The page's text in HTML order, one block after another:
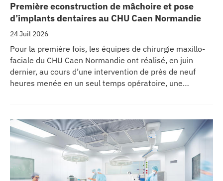
Première econstruction de mâchoire et pose
d’implants dentaires au CHU Caen Normandie
24 Juil 2026
Pour la première fois, les équipes de chirurgie maxillo-
faciale du CHU Caen Normandie ont réalisé, en juin
dernier, au cours d’une intervention de près de neuf
heures menée en un seul temps opératoire, une